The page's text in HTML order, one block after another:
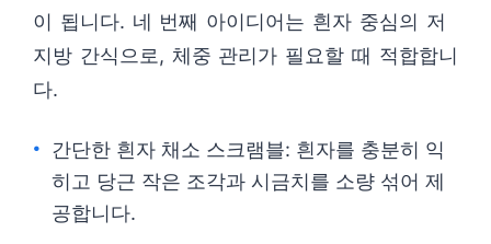
이 됩니다. 네 번째 아이디어는 흰자 중심의 저
지방 간식으로, 체중 관리가 필요할 때 적합합니
다.
간단한 흰자 채소 스크램블: 흰자를 충분히 익
히고 당근 작은 조각과 시금치를 소량 섞어 제
공합니다.